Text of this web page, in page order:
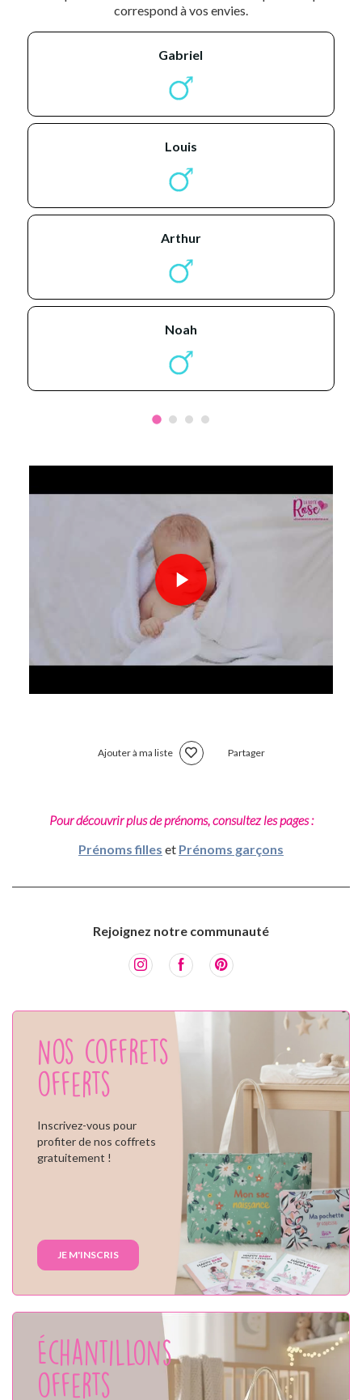
correspond à vos envies.
gabriel
louis
arthur
noah
Ajouter à ma liste Partager
Pour découvrir plus de prénoms, consultez les pages :
Prénoms filles et Prénoms garçons
Rejoignez notre communauté
Nos coffrets
offerts
Inscrivez-vous pour
profiter de nos coffrets
gratuitement !
JE M'INSCRIS
Échantillons
offerts